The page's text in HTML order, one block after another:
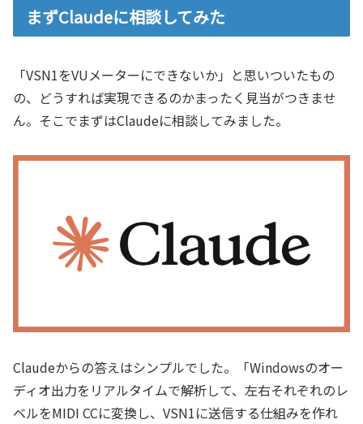
まずClaudeに相談してみた
「VSN1をVUメーターにできないか」と思いついたもの
の、どうすれば実現できるのかまったく見当がつきませ
ん。そこでまずはClaudeに相談してみました。
Claudeからの答えはシンプルでした。「Windowsのオー
ディオ出力をリアルタイムで解析して、左右それぞれのレ
ベルをMIDI CCに変換し、VSN1に送信する仕組みを作れ